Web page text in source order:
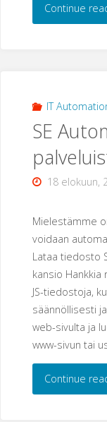
Continue
IT
SE
18 elokuun,
Mielestämme
voidaan
Lataa tiedosto
kansio Hankkia
JS-tiedostoja,
säännöllisesti
web-sivulta ja
www-sivun tai
Continue